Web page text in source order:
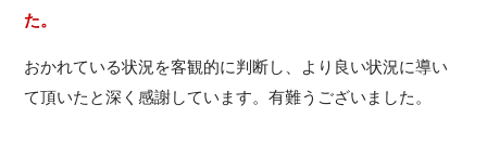
た。
おかれている状況を客観的に判断し、より良い状況に導い
て頂いたと深く感謝しています。有難うございました。